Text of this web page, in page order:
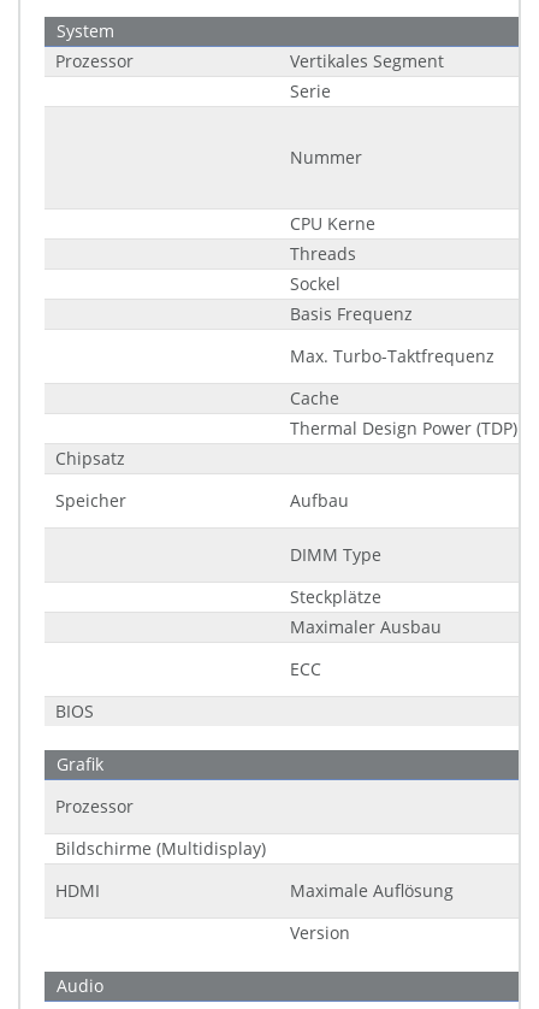
System
Prozessor
Vertikales Segment
Serie
Nummer
CPU Kerne
Threads
Sockel
Basis Frequenz
Max. Turbo-Taktfrequenz
Cache
Thermal Design Power (TDP)
Chipsatz
Speicher
Aufbau
DIMM Type
Steckplätze
Maximaler Ausbau
ECC
BIOS
Grafik
Prozessor
Bildschirme (Multidisplay)
HDMI
Maximale Auflösung
Version
Audio